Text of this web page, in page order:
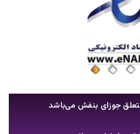
جوزای بنفش می‌باشد